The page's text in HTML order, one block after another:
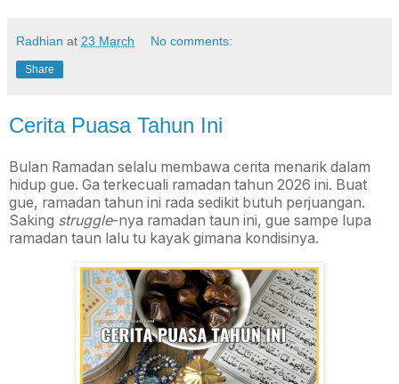
Radhian at 23 March No comments:
Share
Cerita Puasa Tahun Ini
Bulan Ramadan selalu membawa cerita menarik dalam
hidup gue. Ga terkecuali ramadan tahun 2026 ini. Buat
gue, ramadan tahun ini rada sedikit butuh perjuangan.
Saking struggle-nya ramadan taun ini, gue sampe lupa
ramadan taun lalu tu kayak gimana kondisinya.